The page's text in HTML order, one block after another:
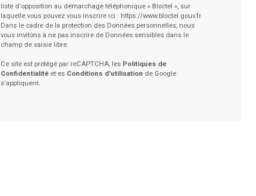
liste d'opposition au démarchage téléphonique « Bloctel », sur
laquelle vous pouvez vous inscrire ici : https://www.bloctel.gouv.fr.
Dans le cadre de la protection des Données personnelles, nous
vous invitons à ne pas inscrire de Données sensibles dans le
champ de saisie libre.
Ce site est protégé par reCAPTCHA, les Politiques de
Confidentialitéet es Conditions d'utilisation de Google
s'appliquent.